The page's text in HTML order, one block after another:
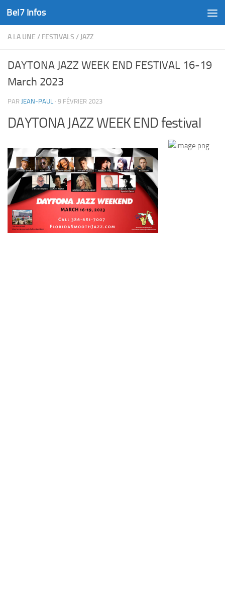
Skip to content
Bel7 Infos
A LA UNE / FESTIVALS / JAZZ
DAYTONA JAZZ WEEK END FESTIVAL 16-19
March 2023
PAR JEAN-PAUL · 9 FÉVRIER 2023
DAYTONA JAZZ WEEK END festival